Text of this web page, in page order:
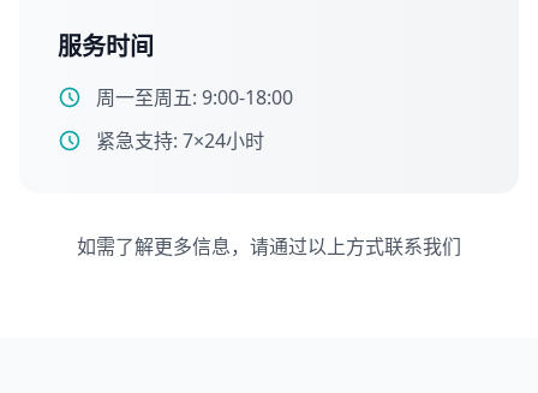
服务时间
周一至周五: 9:00-18:00
紧急支持: 7×24小时
如需了解更多信息，请通过以上方式联系我们